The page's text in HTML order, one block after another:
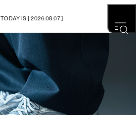
TODAY IS [ 2026.08.07 ]